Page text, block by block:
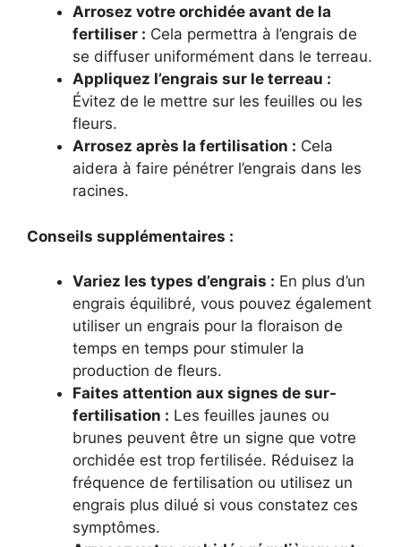
Arrosez votre orchidée avant de la
fertiliser : Cela permettra à l’engrais de
se diffuser uniformément dans le terreau.
Appliquez l’engrais sur le terreau :
Évitez de le mettre sur les feuilles ou les
fleurs.
Arrosez après la fertilisation : Cela
aidera à faire pénétrer l’engrais dans les
racines.
Conseils supplémentaires :
Variez les types d’engrais : En plus d’un
engrais équilibré, vous pouvez également
utiliser un engrais pour la floraison de
temps en temps pour stimuler la
production de fleurs.
Faites attention aux signes de sur-
fertilisation : Les feuilles jaunes ou
brunes peuvent être un signe que votre
orchidée est trop fertilisée. Réduisez la
fréquence de fertilisation ou utilisez un
engrais plus dilué si vous constatez ces
symptômes.